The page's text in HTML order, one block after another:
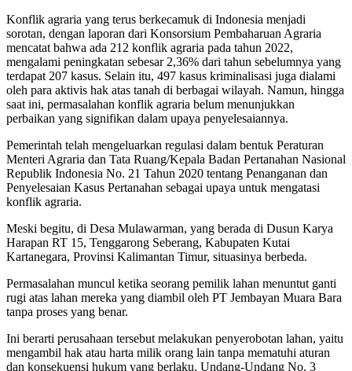
Konflik agraria yang terus berkecamuk di Indonesia menjadi
sorotan, dengan laporan dari Konsorsium Pembaharuan Agraria
mencatat bahwa ada 212 konflik agraria pada tahun 2022,
mengalami peningkatan sebesar 2,36% dari tahun sebelumnya yang
terdapat 207 kasus. Selain itu, 497 kasus kriminalisasi juga dialami
oleh para aktivis hak atas tanah di berbagai wilayah. Namun, hingga
saat ini, permasalahan konflik agraria belum menunjukkan
perbaikan yang signifikan dalam upaya penyelesaiannya.
Pemerintah telah mengeluarkan regulasi dalam bentuk Peraturan
Menteri Agraria dan Tata Ruang/Kepala Badan Pertanahan Nasional
Republik Indonesia No. 21 Tahun 2020 tentang Penanganan dan
Penyelesaian Kasus Pertanahan sebagai upaya untuk mengatasi
konflik agraria.
Meski begitu, di Desa Mulawarman, yang berada di Dusun Karya
Harapan RT 15, Tenggarong Seberang, Kabupaten Kutai
Kartanegara, Provinsi Kalimantan Timur, situasinya berbeda.
Permasalahan muncul ketika seorang pemilik lahan menuntut ganti
rugi atas lahan mereka yang diambil oleh PT Jembayan Muara Bara
tanpa proses yang benar.
Ini berarti perusahaan tersebut melakukan penyerobotan lahan, yaitu
mengambil hak atau harta milik orang lain tanpa mematuhi aturan
dan konsekuensi hukum yang berlaku. Undang-Undang No. 3